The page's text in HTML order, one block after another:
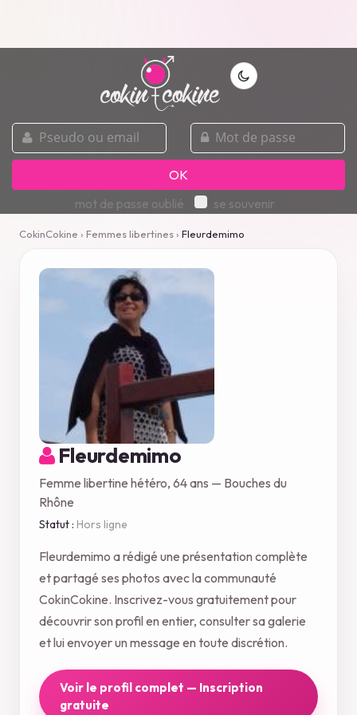
pseudo
ou
email
mot
de
passe
OK
mot de passe oublié
se souvenir
CokinCokine › Femmes libertines› Fleurdemimo
Fleurdemimo
Femme libertine hétéro, 64 ans — Bouches du
Rhône
Statut : Hors ligne
Fleurdemimo a rédigé une présentation complète
et partagé ses photos avec la communauté
CokinCokine. Inscrivez-vous gratuitement pour
découvrir son profil en entier, consulter sa galerie
et lui envoyer un message en toute discrétion.
Voir le profil complet — Inscription
gratuite